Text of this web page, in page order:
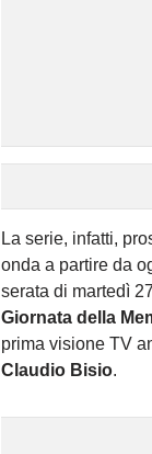
La serie, infatti,
onda a partire da
serata di martedì
Giornata della
prima visione TV
Claudio Bisio.